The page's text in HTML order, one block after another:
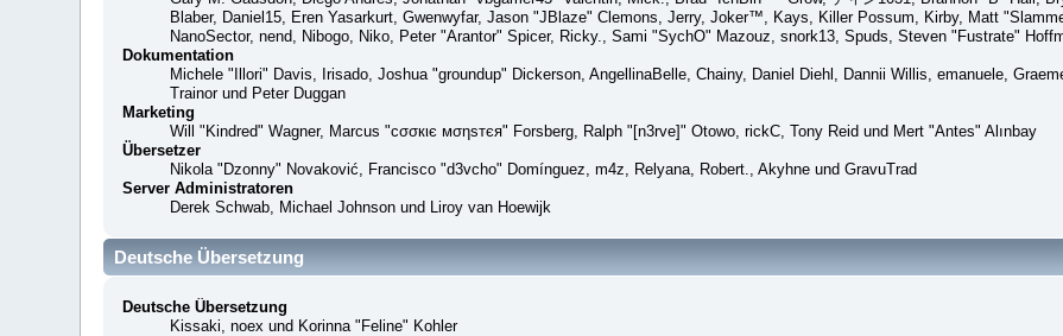
Blaber, Daniel15, Eren Yasarkurt, Gwenwyfar, Jason "JBlaze" Clemons, Jerry, Joker™, Kays, Killer Possum, Kirby, Matt
NanoSector, nend, Nibogo, Niko, Peter "Arantor" Spicer, Ricky., Sami "SychO" Mazouz, snork13, Spuds, Steven "Fustrate"
Dokumentation
Michele "Illori" Davis, Irisado, Joshua "groundup" Dickerson, AngellinaBelle, Chainy, Daniel Diehl, Dannii Willis, emanuele,
Trainor und Peter Duggan
Marketing
Will "Kindred" Wagner, Marcus "cσσкιє мσηѕтєя" Forsberg, Ralph "[n3rve]" Otowo, rickC, Tony Reid und Mert "Antes" Alınbay
Übersetzer
Nikola "Dzonny" Novaković, Francisco "d3vcho" Domínguez, m4z, Relyana, Robert., Akyhne und GravuTrad
Server Administratoren
Derek Schwab, Michael Johnson und Liroy van Hoewijk
Deutsche Übersetzung
Deutsche Übersetzung
Kissaki, noex und Korinna "Feline" Kohler